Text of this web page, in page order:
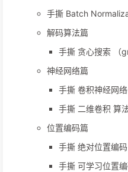
手撕 Batch
解码算法篇
手撕 贪心搜索 （
神经网络篇
手撕 卷积神经网
手撕 二维卷积 算
位置编码篇
手撕 绝对位置编
手撕 可学习位置